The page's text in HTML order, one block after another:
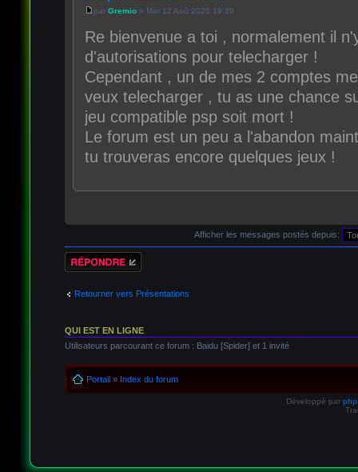
par Gremio» Mar 12 Aoû 2025 19:39
Re bienvenue a toi , normalement il
d'autorisations pour telecharger !
Cependant , un de mes 2 comptes
veux telecharger , tu as une chance
jeu compatible psp soit mort !
Le forum est un peu a l'abandon
tu trouveras encore quelques jeux !
Afficher les messages postés depuis:
Répondre
Retourner vers Présentations
QUI EST EN LIGNE
Utilisateurs parcourant ce forum : Baidu [Spider] et 1 invité
Portail» Index du forum
Développé par